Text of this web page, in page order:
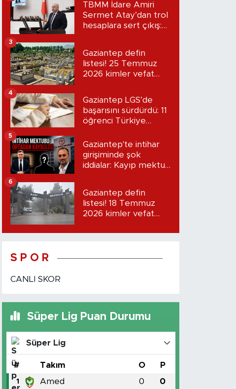
TBMM İdare Amiri
Sermet Atay’dan trol
hesaplara sert çıkış:
Gaziantep defin
listesi! 25 Temmuz
2026 kimler vefat
3
Gaziantep LGS’de
başarısını sürdürdü: 11
öğrenci Türkiye
4
Gaziantep'te intihar
girişiminde şok
iddialar: Kayıp mektup
5
Gaziantep defin
listesi! 18 Temmuz
2026 kimler vefat
6
S P O R
CANLI SKOR
Süper Lig Puan Durumu
Süper Lig
# Takım O P
1 Amed 0 0